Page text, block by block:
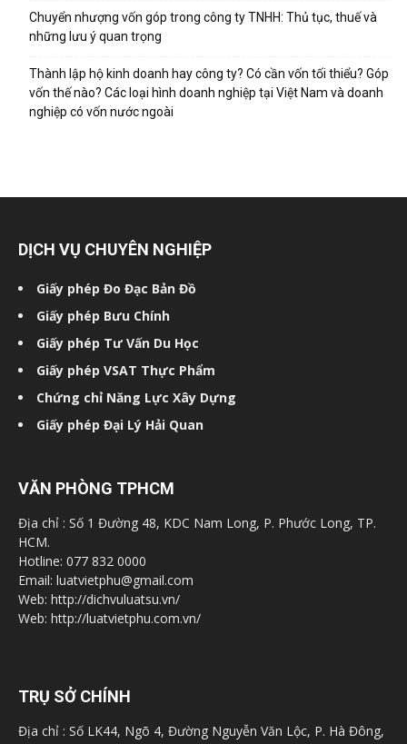
Chuyển nhượng vốn góp trong công ty TNHH: Thủ tục, thuế và
những lưu ý quan trọng
Thành lập hộ kinh doanh hay công ty? Có cần vốn tối thiểu? Góp
vốn thế nào? Các loại hình doanh nghiệp tại Việt Nam và doanh
nghiệp có vốn nước ngoài
DỊCH VỤ CHUYÊN NGHIỆP
Giấy phép Đo Đạc Bản Đồ
Giấy phép Bưu Chính
Giấy phép Tư Vấn Du Học
Giấy phép VSAT Thực Phẩm
Chứng chỉ Năng Lực Xây Dựng
Giấy phép Đại Lý Hải Quan
VĂN PHÒNG TPHCM
Địa chỉ : Số 1 Đường 48, KDC Nam Long, P. Phước Long, TP.
HCM.
Hotline: 077 832 0000
Email: luatvietphu@gmail.com
Web: http://dichvuluatsu.vn/
Web: http://luatvietphu.com.vn/
TRỤ SỞ CHÍNH
Địa chỉ : Số LK44, Ngõ 4, Đường Nguyễn Văn Lộc, P. Hà Đông,